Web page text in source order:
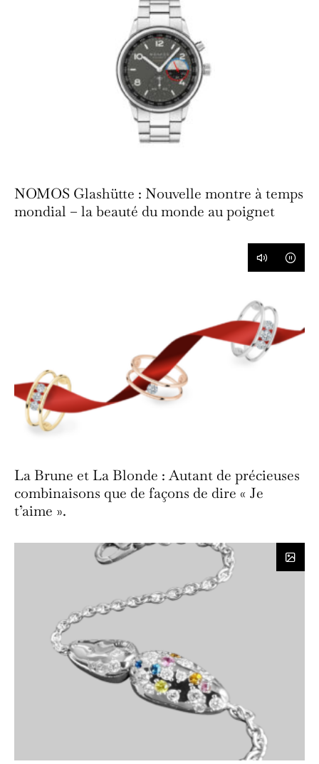
NOMOS Glashütte : Nouvelle montre à temps
mondial – la beauté du monde au poignet
La Brune et La Blonde : Autant de précieuses
combinaisons que de façons de dire « Je
t’aime ».